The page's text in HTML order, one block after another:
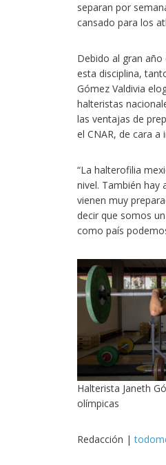
separan por
cansado para los
Debido al gran
esta disciplina,
Gómez Valdivia
halteristas
las ventajas de
el CNAR, de cara
“La halterofilia
nivel. También hay
vienen muy
decir que somos
como país
Halterista Janeth
olímpicas
Redacción |